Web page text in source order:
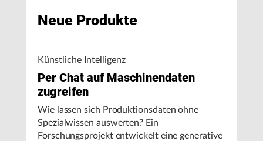
Neue Produkte
Künstliche Intelligenz
Per Chat auf Maschinendaten
zugreifen
Wie lassen sich Produktionsdaten ohne
Spezialwissen auswerten? Ein
Forschungsprojekt entwickelt eine generative